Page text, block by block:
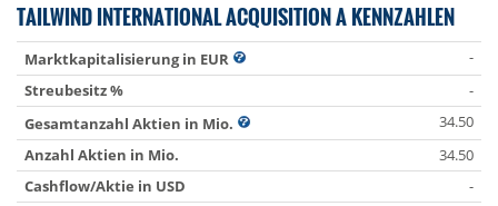
TAILWIND INTERNATIONAL ACQUISITION A KENNZAHLEN
Marktkapitalisierung in EUR
-
Streubesitz %
-
Gesamtanzahl Aktien in Mio.
34.50
Anzahl Aktien in Mio.
34.50
Cashflow/Aktie in USD
-